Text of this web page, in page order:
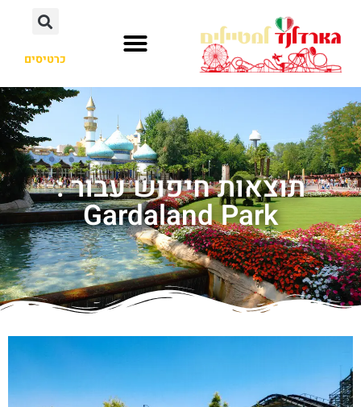
כרטיסים
תוצאות חיפוש עבור :
Gardaland Park